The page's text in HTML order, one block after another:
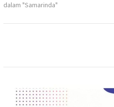
dalam "Samarinda"